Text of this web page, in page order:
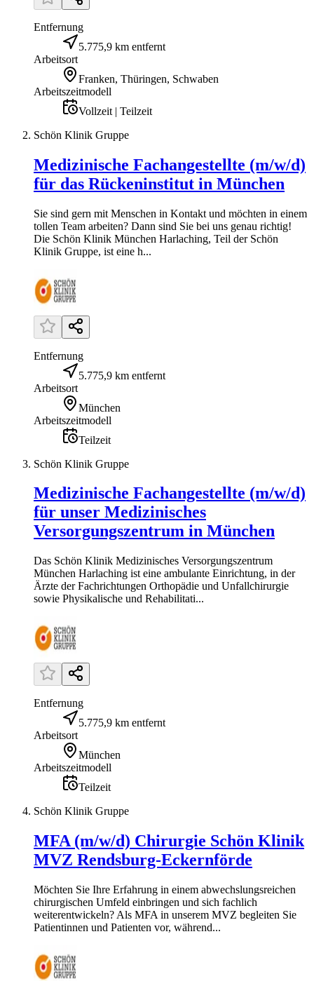
Entfernung
5.775,9 km entfernt
Arbeitsort
Franken, Thüringen, Schwaben
Arbeitszeitmodell
Vollzeit | Teilzeit
Schön Klinik Gruppe
Medizinische Fachangestellte (m/w/d)
für das Rückeninstitut in München
Sie sind gern mit Menschen in Kontakt und möchten in einem
tollen Team arbeiten? Dann sind Sie bei uns genau richtig!
Die Schön Klinik München Harlaching, Teil der Schön
Klinik Gruppe, ist eine h...
Entfernung
5.775,9 km entfernt
Arbeitsort
München
Arbeitszeitmodell
Teilzeit
Schön Klinik Gruppe
Medizinische Fachangestellte (m/w/d)
für unser Medizinisches
Versorgungszentrum in München
Das Schön Klinik Medizinisches Versorgungszentrum
München Harlaching ist eine ambulante Einrichtung, in der
Ärzte der Fachrichtungen Orthopädie und Unfallchirurgie
sowie Physikalische und Rehabilitati...
Entfernung
5.775,9 km entfernt
Arbeitsort
München
Arbeitszeitmodell
Teilzeit
Schön Klinik Gruppe
MFA (m/w/d) Chirurgie Schön Klinik
MVZ Rendsburg-Eckernförde
Möchten Sie Ihre Erfahrung in einem abwechslungsreichen
chirurgischen Umfeld einbringen und sich fachlich
weiterentwickeln? Als MFA in unserem MVZ begleiten Sie
Patientinnen und Patienten vor, während...